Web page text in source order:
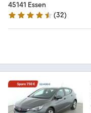
45141 Essen
4.7 Sterne
(32)